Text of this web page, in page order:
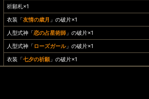
祈願札×1
衣装「友情の歳月 」の破片×1
人型式神「恋の占星術師」の破片×1
人型式神「 ローズガール」の破片×1
衣装「七夕の祈願」の破片×1